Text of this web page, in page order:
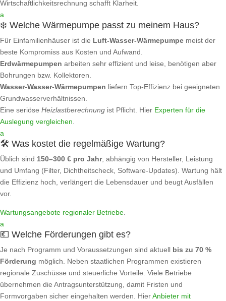
Wirtschaftlichkeitsrechnung schafft Klarheit.
a
❄️ Welche Wärmepumpe passt zu meinem Haus?
Für Einfamilienhäuser ist die Luft‑Wasser‑Wärmepumpe meist der
beste Kompromiss aus Kosten und Aufwand.
Erdwärmepumpen arbeiten sehr effizient und leise, benötigen aber
Bohrungen bzw. Kollektoren.
Wasser‑Wasser‑Wärmepumpen liefern Top‑Effizienz bei geeigneten
Grundwasserverhältnissen.
Eine seriöse Heizlastberechnung ist Pflicht. Hier Experten für die
Auslegung vergleichen.
a
🛠️ Was kostet die regelmäßige Wartung?
Üblich sind 150–300 € pro Jahr, abhängig von Hersteller, Leistung
und Umfang (Filter, Dichtheitscheck, Software‑Updates). Wartung hält
die Effizienz hoch, verlängert die Lebensdauer und beugt Ausfällen
vor.
Wartungsangebote regionaler Betriebe.
a
💶 Welche Förderungen gibt es?
Je nach Programm und Voraussetzungen sind aktuell bis zu 70 %
Förderung möglich. Neben staatlichen Programmen existieren
regionale Zuschüsse und steuerliche Vorteile. Viele Betriebe
übernehmen die Antragsunterstützung, damit Fristen und
Formvorgaben sicher eingehalten werden. HierAnbieter mit